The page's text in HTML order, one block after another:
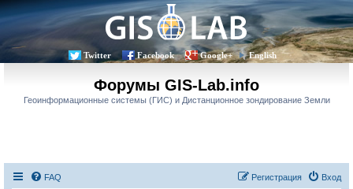
Twitter Facebook Google+ English
Форумы GIS-Lab.info
Геоинформационные системы (ГИС) и Дистанционное зондирование Земли
FAQ Вход
Регистрация